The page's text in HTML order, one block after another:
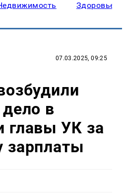
Здоровье
07.03.2025, 09:25
в
главы УК за
зарплаты